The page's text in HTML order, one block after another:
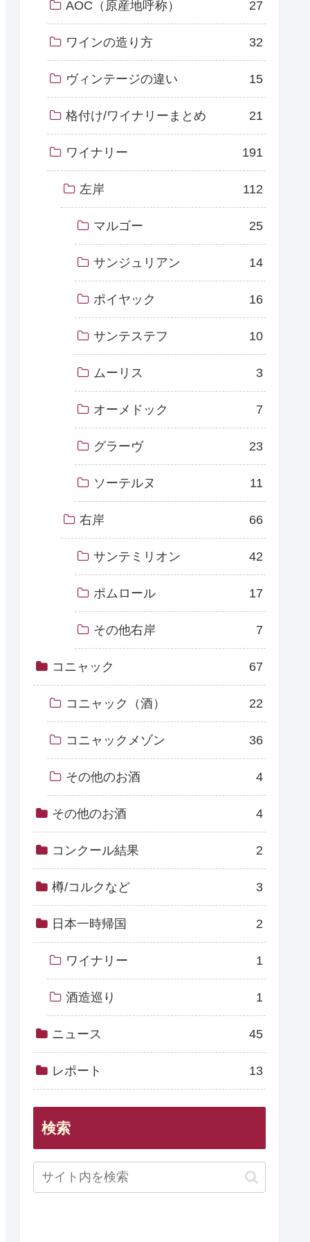
AOC（原産地呼称） 27
ワインの造り方 32
ヴィンテージの違い 15
格付け/ワイナリーまとめ 21
ワイナリー 191
左岸 112
マルゴー 25
サンジュリアン 14
ポイヤック 16
サンテステフ 10
ムーリス 3
オーメドック 7
グラーヴ 23
ソーテルヌ 11
右岸 66
サンテミリオン 42
ポムロール 17
その他右岸 7
コニャック 67
コニャック（酒） 22
コニャックメゾン 36
その他のお酒 4
その他のお酒 4
コンクール結果 2
樽/コルクなど 3
日本一時帰国 2
ワイナリー 1
酒造巡り 1
ニュース 45
レポート 13
検索